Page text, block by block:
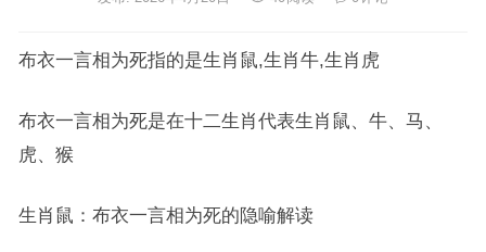
布衣一言相为死指的是生肖鼠,生肖牛,生肖虎
布衣一言相为死是在十二生肖代表生肖鼠、牛、马、
虎、猴
生肖鼠：布衣一言相为死的隐喻解读